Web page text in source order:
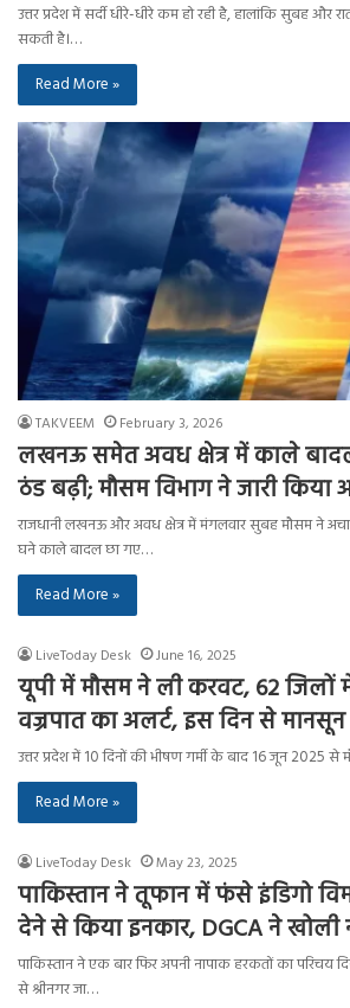
उत्तर प्रदेश में सर्दी धीरे-धीरे कम हो रही है, हालांकि सुबह और
सकती है।…
Read More »
TAKVEEM February 3, 2026
लखनऊ समेत अवध क्षेत्र में काले
ठंड बढ़ी; मौसम विभाग ने जारी किया
राजधानी लखनऊ और अवध क्षेत्र में मंगलवार सुबह मौसम ने
घने काले बादल छा गए…
Read More »
LiveToday Desk June 16, 2025
यूपी में मौसम ने ली करवट, 62 जिलों
वज्रपात का अलर्ट, इस दिन से
उत्तर प्रदेश में 10 दिनों की भीषण गर्मी के बाद 16 जून 2025 से
Read More »
LiveToday Desk May 23, 2025
पाकिस्तान ने तूफान में फंसे इंडिगो
देने से किया इनकार, DGCA ने खोली
पाकिस्तान ने एक बार फिर अपनी नापाक हरकतों का परिचय
से श्रीनगर जा…